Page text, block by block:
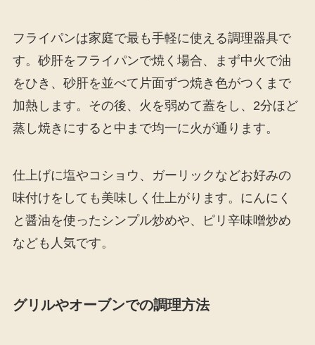
フライパンは家庭で最も手軽に使える調理器具で
す。砂肝をフライパンで焼く場合、まず中火で油
をひき、砂肝を並べて片面ずつ焼き色がつくまで
加熱します。その後、火を弱めて蓋をし、2分ほど
蒸し焼きにすると中まで均一に火が通ります。
仕上げに塩やコショウ、ガーリックなどお好みの
味付けをしても美味しく仕上がります。にんにく
と醤油を使ったシンプル炒めや、ピリ辛味噌炒め
なども人気です。
グリルやオーブンでの調理方法